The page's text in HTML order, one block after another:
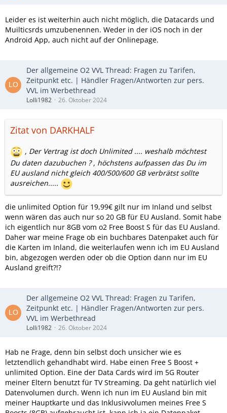
Leider es ist weiterhin auch nicht möglich, die Datacards und
Muilticsrds umzubenennen. Weder in der iOS noch in der
Android App, auch nicht auf der Onlinepage.
Der allgemeine O2 VVL Thread: Fragen zu Tarifen,
Zeitpunkt etc. | Händler Fragen/Antworten zur pers.
VVL im Werbethread
Lolli1982 26. Oktober 2024
Zitat von DARKHALF
, Der Vertrag ist doch Unlimited .... weshalb möchtest
Du daten dazubuchen ? , höchstens aufpassen das Du im
EU ausland nicht gleich 400/500/600 GB verbrätst sollte
ausreichen.....
die unlimited Option für 19,99€ gilt nur im Inland und selbst
wenn wären das auch nur so 20 GB für EU Ausland. Somit habe
ich eigentlich nur 8GB vom o2 Free Boost S für das EU Ausland.
Daher war meine Frage ob ein buchbares Datenpaket auch für
die Karten im Inland, die weiterlaufen wenn ich im EU Ausland
bin, abgezogen werden oder ob die Option dann nur im EU
Ausland greift?!?
Der allgemeine O2 VVL Thread: Fragen zu Tarifen,
Zeitpunkt etc. | Händler Fragen/Antworten zur pers.
VVL im Werbethread
Lolli1982 26. Oktober 2024
Hab ne Frage, denn bin selbst doch unsicher wie es
letztendlich gehandhabt wird. Habe einen Free S Boost +
unlimited Option. Eine der Data Cards wird im 5G Router
meiner Eltern benutzt für TV Streaming. Da geht natürlich viel
Datenvolumen durch. Wenn ich nun im EU Ausland bin mit
meiner Hauptkarte und das Inklusivvolumen meines Free S